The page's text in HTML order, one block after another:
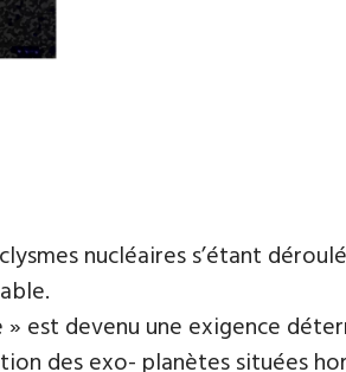
nucléaires s’étant
est devenu une exigence
des exo- planètes situées